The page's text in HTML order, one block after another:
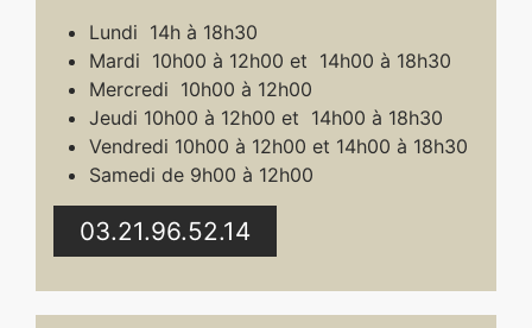
Lundi 14h à 18h30
Mardi 10h00 à 12h00 et 14h00 à 18h30
Mercredi 10h00 à 12h00
Jeudi 10h00 à 12h00 et 14h00 à 18h30
Vendredi 10h00 à 12h00 et 14h00 à 18h30
Samedi de 9h00 à 12h00
03.21.96.52.14